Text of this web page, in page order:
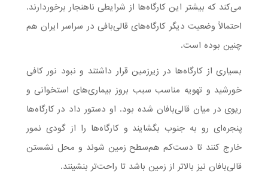
می‌کند که بیشتر این کارگاه‌ها از شرایطی ناهنجار برخوردارند.
احتمالاً وضعیت دیگر کارگاه‌های قالی‌بافی در سراسر ایران هم
چنین بوده است.
بسیاری از کارگاه‌ها در زیرزمین قرار داشتند و نبود نور کافی
خورشید و تهویه مناسب سبب بروز بیماری‌های استخوانی و
ریوی در میان قالی‌بافان شده بود. او دستور داد در کارگاه‌ها
پنجره‌ای رو به جنوب بگشایند و کارگاه‌ها را از گودی نمور
خارج کنند تا دست‌کم هم‌سطح زمین شوند و محل نشستن
قالی‌بافان نیز بالاتر از زمین باشد تا راحت‌تر بنشینند.